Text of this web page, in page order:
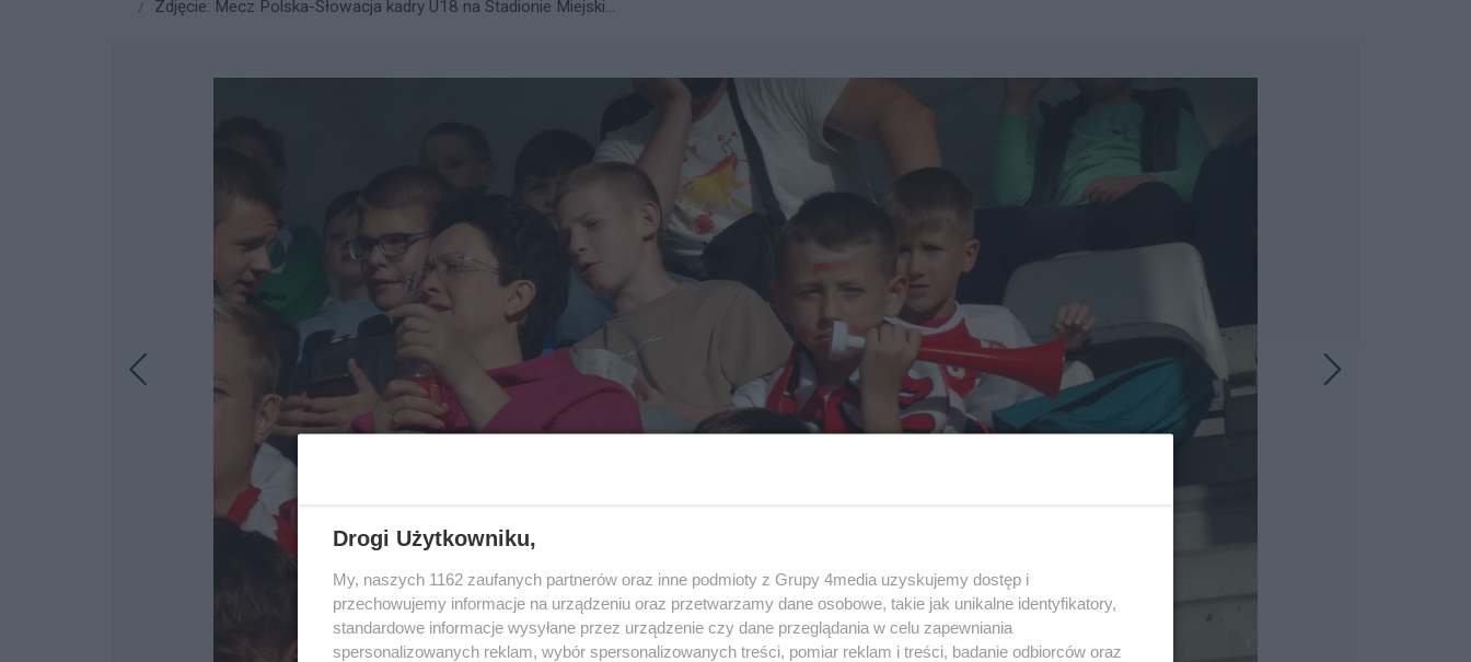
Zdjęcie: Mecz Polska-Słowacja kadry U18 na Stadionie Miejski...
Drogi Użytkowniku,
My, naszych 1162 zaufanych partnerów oraz inne podmioty z Grupy 4media uzyskujemy dostęp i
przechowujemy informacje na urządzeniu oraz przetwarzamy dane osobowe, takie jak unikalne identyfikatory,
standardowe informacje wysyłane przez urządzenie czy dane przeglądania w celu zapewniania
spersonalizowanych reklam, wybór spersonalizowanych treści, pomiar reklam i treści, badanie odbiorców oraz